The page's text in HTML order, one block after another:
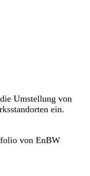
Umstellung von
ein.
von EnBW